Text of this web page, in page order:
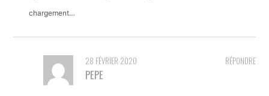
chargement…
RÉPONDRE
28 FÉVRIER 2020
PEPE